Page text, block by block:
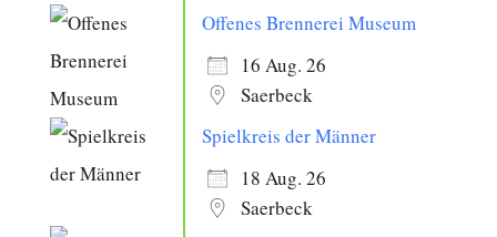
Offenes Brennerei Museum
16 Aug. 26
Saerbeck
Spielkreis der Männer
18 Aug. 26
Saerbeck